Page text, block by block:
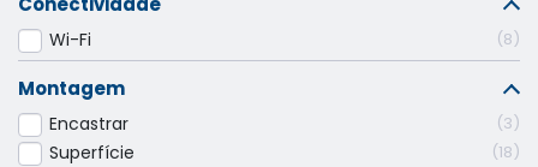
Wi-Fi 8
Montagem
Encastrar 3
Superfície 18